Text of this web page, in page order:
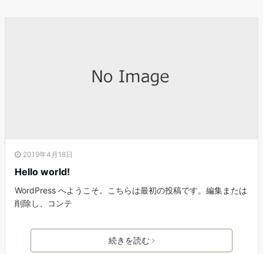
2019年4月18日
Hello world!
WordPress へようこそ。こちらは最初の投稿です。編集または
削除し、コンテ
続きを読む